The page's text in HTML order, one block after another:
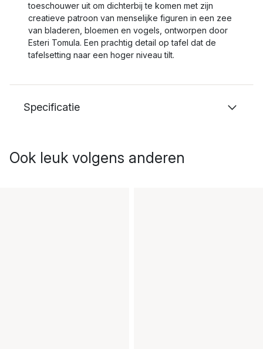
toeschouwer uit om dichterbij te komen met zijn
creatieve patroon van menselijke figuren in een zee
van bladeren, bloemen en vogels, ontworpen door
Esteri Tomula. Een prachtig detail op tafel dat de
tafelsetting naar een hoger niveau tilt.
Specificatie
Ook leuk volgens anderen